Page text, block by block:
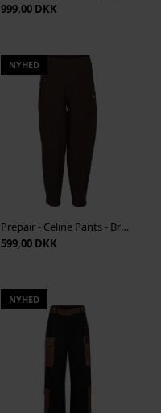
999,00 DKK
NYHED
Prepair - Celine Pants - Brown
599,00 DKK
NYHED